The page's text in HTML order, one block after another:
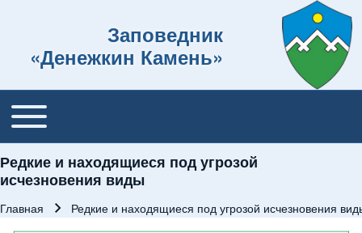
Заповедник
«Денежкин Камень»
Основная навигация
Toggle main menu
Редкие и находящиеся под угрозой
исчезновения виды
Главная Редкие и находящиеся под угрозой исчезновения